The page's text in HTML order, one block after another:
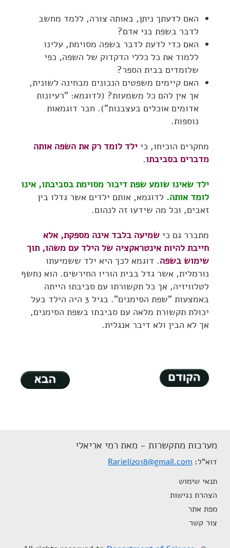
האם לדעתך ניתן, באותה צורה, ללמד מחשב
לדבר בשפת בני אדם?
האם כדי לדעת לדבר בשפה מסוימת, עלינו
ללמוד את כל כללי הדקדוק של השפה, כפי
שלומדים בבית הספר?
האם קיימים משפטים הנכונים מבחינה לשונית,
אך אין להם כל משמעות? (לדוגמא: "רעיונות
אדומים אוכלים בעצבנות"). חבר דוגמאות
נוספות.
מחקרים הוכיחו, כי ילד לומד רק את השפה אותה
מדברים בסביבתו.
ילד שאינו שומע שפת דיבור מסוימת בסביבתו, אינו
לומד אותה. לדוגמא, אותם ילדים אשר גדלו בין
זאבים, וכל מה שידעו זה לנהום.
מתברר גם כי שמיעה בלבד אינה מספקת, אלא
חייבת להיות אינטראקציה של הילד עם משהו, תוך
שימוש בשפה. דוגמא לכך היא ילד ששמיעתו
נורמלית, אשר גדל בבית הוריו החירשים. הוא נחשף
לטלוויזיה, אך כל תקשורתו עם סביבתו הייתה
באמצעות "שפת הסימנים". בגיל 3 היה הילד בעל
יכולת תקשורת מלאה עם סביבתו בשפת הסימנים,
אך לא הבין ולא דיבר אנגלית.
מערכות מתקשרות - מאת רמי אריאלי
דוא"ל Rarieli2018@gmail.com
תנאי שימוש
הצהרת נגישות
מפת אתר
צור קשר